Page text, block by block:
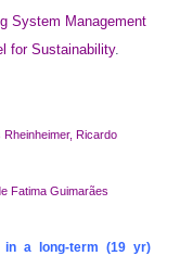
System Management
for Sustainability.
Ricardo
Fatima Guimarães
in a long-term (19 yr)